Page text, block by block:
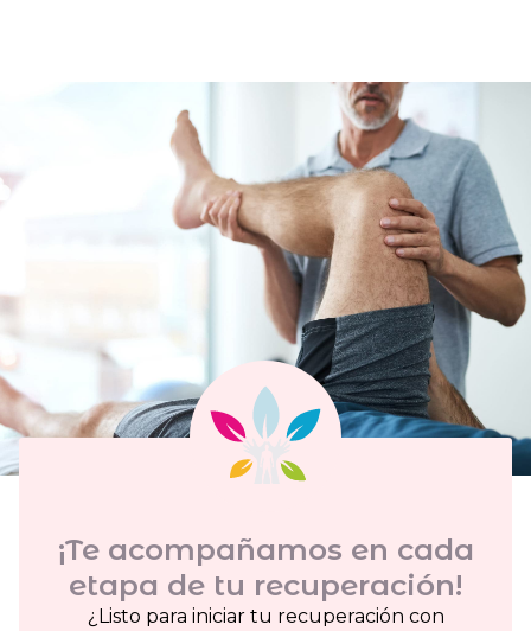
¡Te acompañamos en cada
etapa de tu recuperación!
¿Listo para iniciar tu recuperación con